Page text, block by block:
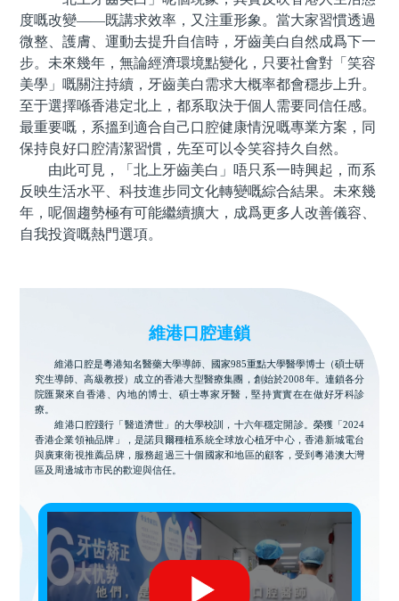
度嘅改變——既講求效率，又注重形象。當大家習慣透過
微整、護膚、運動去提升自信時，牙齒美白自然成爲下一
步。未來幾年，無論經濟環境點變化，只要社會對「笑容
美學」嘅關注持續，牙齒美白需求大概率都會穩步上升。
至于選擇喺香港定北上，都系取決于個人需要同信任感。
最重要嘅，系搵到適合自己口腔健康情況嘅專業方案，同
保持良好口腔清潔習慣，先至可以令笑容持久自然。
由此可見，「北上牙齒美白」唔只系一時興起，而系
反映生活水平、科技進步同文化轉變嘅綜合結果。未來幾
年，呢個趨勢極有可能繼續擴大，成爲更多人改善儀容、
自我投資嘅熱門選項。
維港口腔連鎖
維港口腔是粵港知名醫藥大學導師、國家985重點大學醫學博士（碩士研
究生導師、高級教授）成立的香港大型醫療集團，創始於2008年。連鎖各分
院匯聚來自香港、內地的博士、碩士專家牙醫，堅持實實在在做好牙科診
療。
維港口腔踐行「醫道濟世」的大學校訓，十六年穩定開診。榮獲「2024
香港企業領袖品牌」，是諾貝爾種植系統全球放心植牙中心，香港新城電台
與廣東衛視推薦品牌，服務超過三十個國家和地區的顧客，受到粵港澳大灣
區及周邊城市市民的歡迎與信任。